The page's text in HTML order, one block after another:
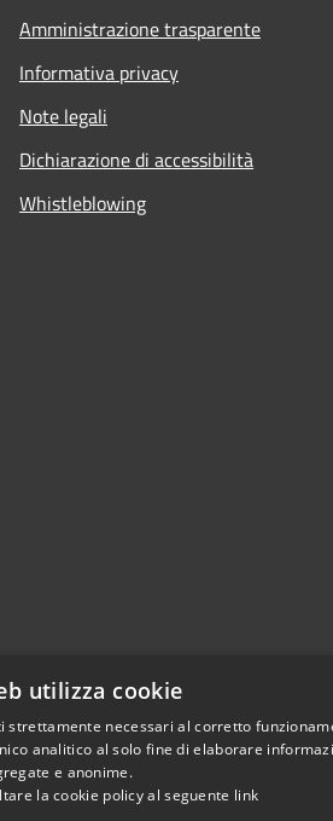
Amministrazione trasparente
Informativa privacy
Note legali
Dichiarazione di accessibilità
Whistleblowing
utilizza cookie
strettamente necessari al corretto
analitico al solo fine di elaborare
e anonime.
la cookie policy al seguente link